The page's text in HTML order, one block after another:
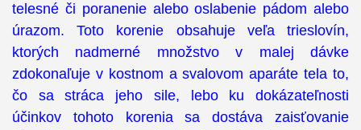
telesné či poranenie alebo oslabenie pádom alebo
úrazom. Toto korenie obsahuje veľa trieslovín,
ktorých nadmerné množstvo v malej dávke
zdokonaľuje v kostnom a svalovom aparáte tela to,
čo sa stráca jeho sile, lebo ku dokázateľnosti
účinkov tohoto korenia sa dostáva zaisťovanie